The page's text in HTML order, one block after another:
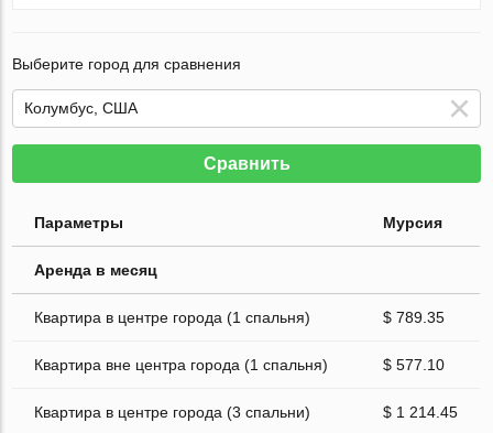
Выберите город для сравнения
Сравнить
Параметры Мурсия
Аренда в месяц
Квартира в центре города (1 спальня) $ 789.35
Квартира вне центра города (1 спальня) $ 577.10
Квартира в центре города (3 спальни) $ 1 214.45